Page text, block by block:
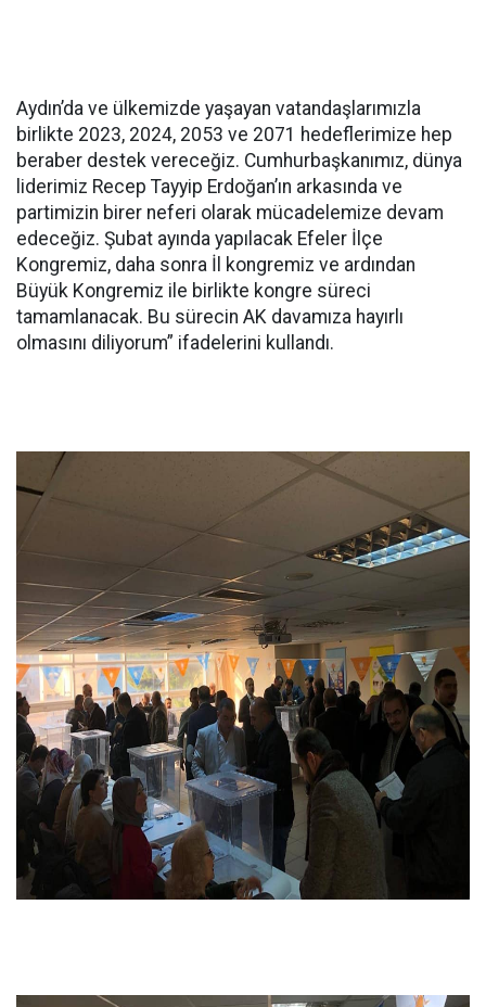
Aydın’da ve ülkemizde yaşayan vatandaşlarımızla
birlikte 2023, 2024, 2053 ve 2071 hedeflerimize hep
beraber destek vereceğiz. Cumhurbaşkanımız, dünya
liderimiz Recep Tayyip Erdoğan’ın arkasında ve
partimizin birer neferi olarak mücadelemize devam
edeceğiz. Şubat ayında yapılacak Efeler İlçe
Kongremiz, daha sonra İl kongremiz ve ardından
Büyük Kongremiz ile birlikte kongre süreci
tamamlanacak. Bu sürecin AK davamıza hayırlı
olmasını diliyorum” ifadelerini kullandı.